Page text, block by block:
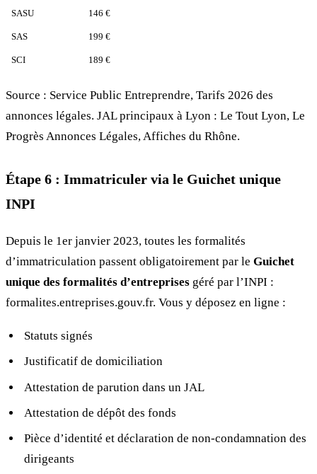
SASU 146 €
SAS 199 €
SCI 189 €
Source : Service Public Entreprendre, Tarifs 2026 des
annonces légales. JAL principaux à Lyon : Le Tout Lyon, Le
Progrès Annonces Légales, Affiches du Rhône.
Étape 6 : Immatriculer via le Guichet unique
INPI
Depuis le 1er janvier 2023, toutes les formalités
d’immatriculation passent obligatoirement par le Guichet
unique des formalités d’entreprises géré par l’INPI :
formalites.entreprises.gouv.fr. Vous y déposez en ligne :
Statuts signés
Justificatif de domiciliation
Attestation de parution dans un JAL
Attestation de dépôt des fonds
Pièce d’identité et déclaration de non-condamnation des
dirigeants